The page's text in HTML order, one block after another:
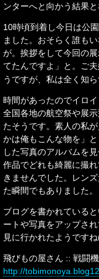
ンターへと向かう結果
10時頃到着し今日は公
ました。おそらく誰も
が。挨拶をして今回の
てたんですよ」と。ご
うですが、私は全く知
時間があったのでイロ
全国各地の航空祭や展
たそうです。素人の私
かは俺もこんな物を」
した写真のアルバムを
作品でどれも綺麗に撮
きませんでした。レン
た瞬間でもありました。
ブログを書かれている
ートや写真をアップさ
見に行かれたようです
飛びもの屋さん :: 戦闘機
http://